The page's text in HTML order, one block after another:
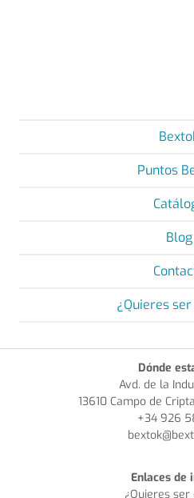
Puntos
Blog
¿Quieres
Dónde
Avd. de la
13610 Campo de
+34 926
Enlaces de
¿Quieres ser